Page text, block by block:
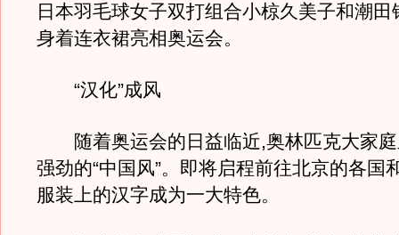
日本羽毛球女子双打组合小椋久美子和潮田
身着连衣裙亮相奥运会。
“汉化”成风
随着奥运会的日益临近,奥林匹克大家庭
强劲的“中国风”。即将启程前往北京的各国
服装上的汉字成为一大特色。